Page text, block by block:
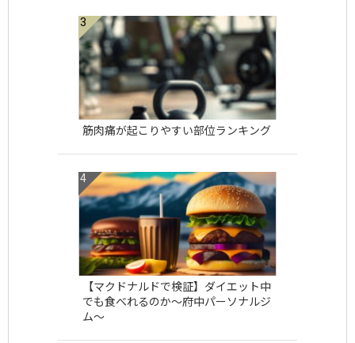
筋肉痛が起こりやすい部位ランキング
【マクドナルドで検証】ダイエット中
でも食べれるのか〜府中パーソナルジ
ム〜